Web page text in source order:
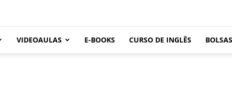
VIDEOAULAS E-BOOKS CURSO DE INGLÊS